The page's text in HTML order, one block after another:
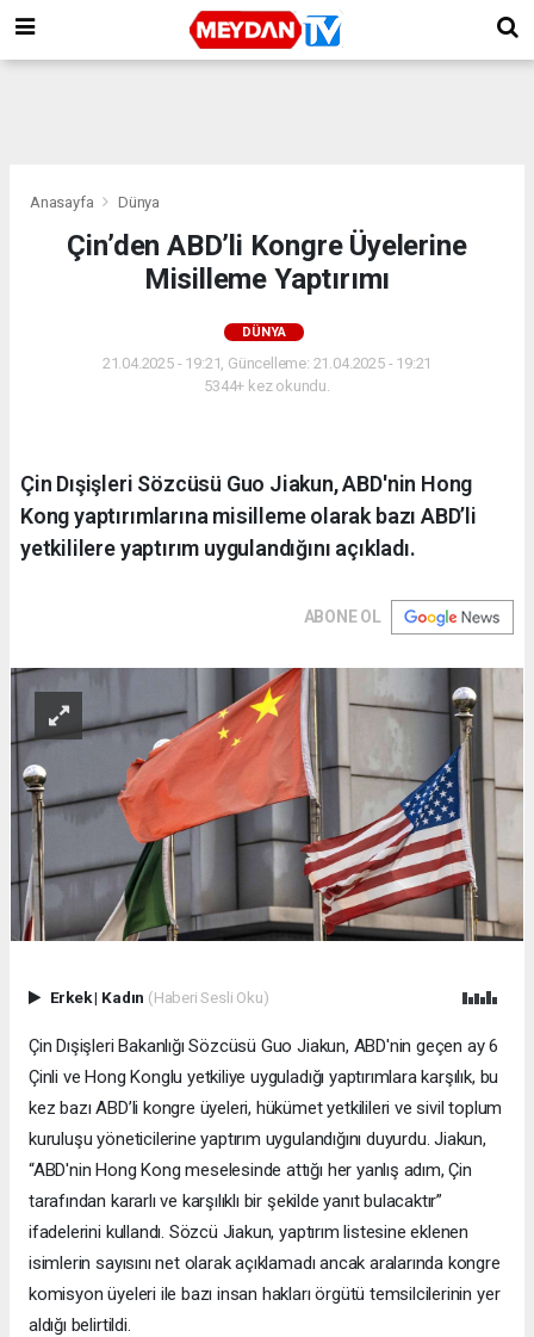
Anasayfa Dünya
Çin’den ABD’li Kongre Üyelerine
Misilleme Yaptırımı
DÜNYA
21.04.2025 - 19:21, Güncelleme: 21.04.2025 - 19:21
5344+ kez okundu.
Çin Dışişleri Sözcüsü Guo Jiakun, ABD'nin Hong
Kong yaptırımlarına misilleme olarak bazı ABD’li
yetkililere yaptırım uygulandığını açıkladı.
ABONE OL
Erkek| Kadın (Haberi Sesli Oku)
Çin Dışişleri Bakanlığı Sözcüsü Guo Jiakun, ABD'nin geçen ay 6
Çinli ve Hong Konglu yetkiliye uyguladığı yaptırımlara karşılık, bu
kez bazı ABD’li kongre üyeleri, hükümet yetkilileri ve sivil toplum
kuruluşu yöneticilerine yaptırım uygulandığını duyurdu. Jiakun,
“ABD'nin Hong Kong meselesinde attığı her yanlış adım, Çin
tarafından kararlı ve karşılıklı bir şekilde yanıt bulacaktır”
ifadelerini kullandı. Sözcü Jiakun, yaptırım listesine eklenen
isimlerin sayısını net olarak açıklamadı ancak aralarında kongre
komisyon üyeleri ile bazı insan hakları örgütü temsilcilerinin yer
aldığı belirtildi.